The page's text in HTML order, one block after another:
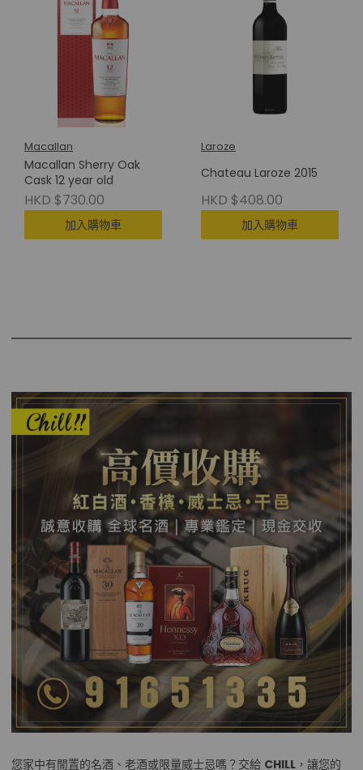
Macallan
Macallan Sherry Oak
Cask 12 year old
HKD $730.00
加入購物車
Laroze
Chateau Laroze 2015
HKD $408.00
加入購物車
您家中有閒置的名酒、老酒或限量威士忌嗎？交給 CHILL ，讓您的